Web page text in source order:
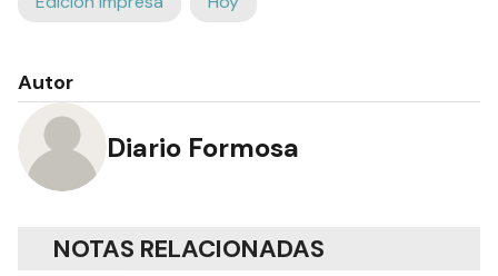
Autor
Diario Formosa
NOTAS RELACIONADAS